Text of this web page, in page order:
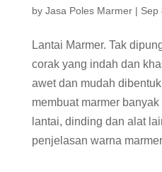
by Jasa Poles Marmer| Sep
Lantai Marmer. Tak
corak yang indah dan
awet dan mudah
membuat marmer
lantai, dinding dan alat
penjelasan warna